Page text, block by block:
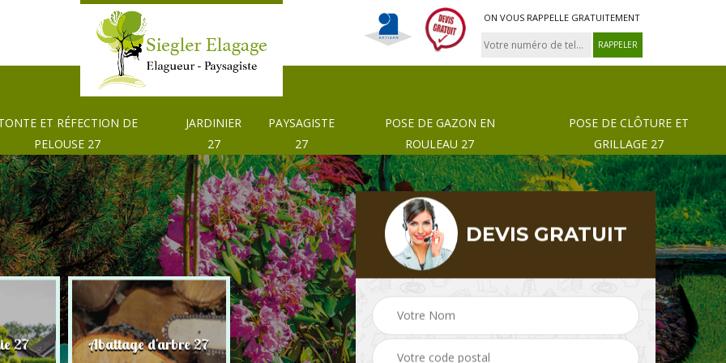
ON VOUS RAPPELLE GRATUITEMENT
ET RÉFECTION DE
PELOUSE 27
JARDINIER
27
PAYSAGISTE
27
POSE DE GAZON EN
ROULEAU 27
POSE DE CLÔTURE ET
GRILLAGE 27
27 Abattage d'arbre 27 Tonte et réfection de
pelouse 27 Paysagiste 27 Pose de gazon en
rouleau 27
DEVIS GRATUIT